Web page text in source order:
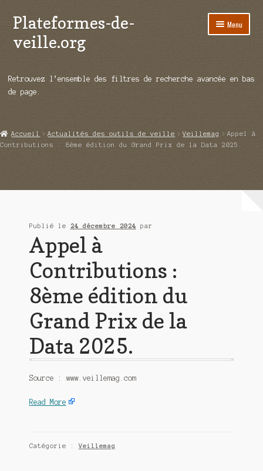
Aller
à
la
Aller
au
contenu
Plateformes-de-
veille.org
Menu
Répertoire d’ouitils
Démos vidéos
Ouvrir
Retrouvez l’ensemble des filtres de recherche avancée en bas
de page.
Accueil Actualités des outils de veille Veillemag
Appel à
Contributions : 8ème édition du Grand Prix de la Data 2025.
Publié le 24 décembre 2024 par
Appel à
Contributions :
8ème édition du
Grand Prix de la
Data 2025.
Source : www.veillemag.com
Read More
Catégorie :Veillemag